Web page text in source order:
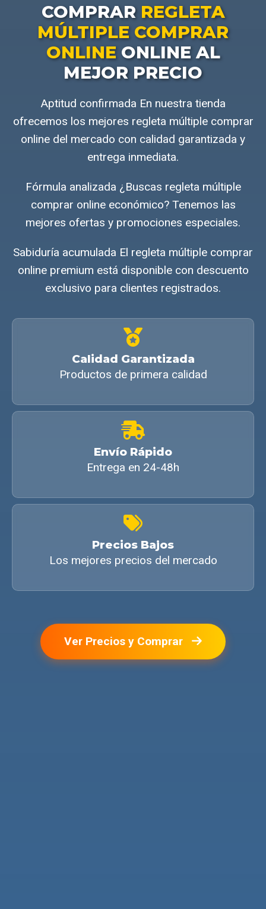
COMPRAR REGLETA
MÚLTIPLE COMPRAR
ONLINEONLINE AL
MEJOR PRECIO
Aptitud confirmada En nuestra tienda
ofrecemos los mejores regleta múltiple comprar
online del mercado con calidad garantizada y
entrega inmediata.
Fórmula analizada ¿Buscas regleta múltiple
comprar online económico? Tenemos las
mejores ofertas y promociones especiales.
Sabiduría acumulada El regleta múltiple comprar
online premium está disponible con descuento
exclusivo para clientes registrados.
Calidad Garantizada
Productos de primera calidad
Envío Rápido
Entrega en 24-48h
Precios Bajos
Los mejores precios del mercado
Ver Precios y Comprar